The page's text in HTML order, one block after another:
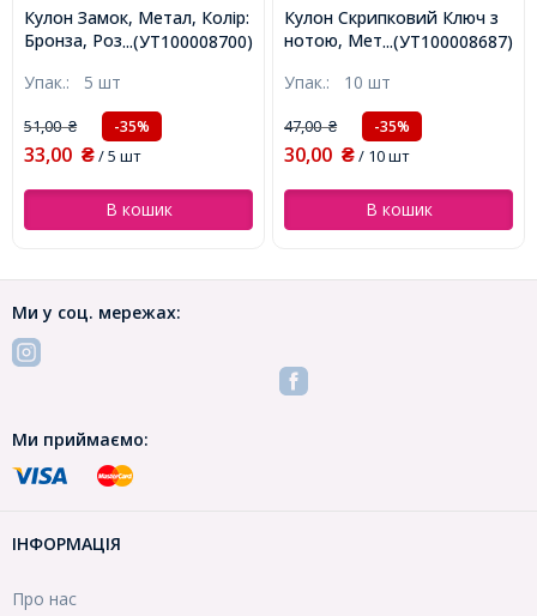
...(УТ100008700)
Кулон Замок, Метал, Колір:
Бронза, Розмір: 22х16мм,
Упак.: 5 шт
51,00₴ -35%
33,00 ₴/ 5 шт
В кошик
...(УТ100008687)
Кулон Скрипковий Ключ з
нотою, Метал, Колір:
(УТ100008687)
Упак.: 10 шт
47,00₴ -35%
30,00 ₴/ 10 шт
В кошик
Ми у соц. мережах:
Ми приймаємо:
ІНФОРМАЦІЯ
Про нас